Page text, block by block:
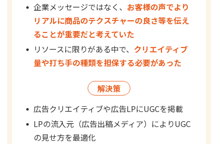
企業メッセージではなく、 お客様の声でより
リアルに商品のテクスチャーの良さ等を伝え
ることが重要だと考えていた
リソースに限りがある中で、 クリエイティブ
量や打ち手の種類を担保する必要があった
解決策
広告クリエイティブや広告LPにUGCを掲載
LPの流入元（広告出稿メディア）によりUGC
の見せ方を最適化